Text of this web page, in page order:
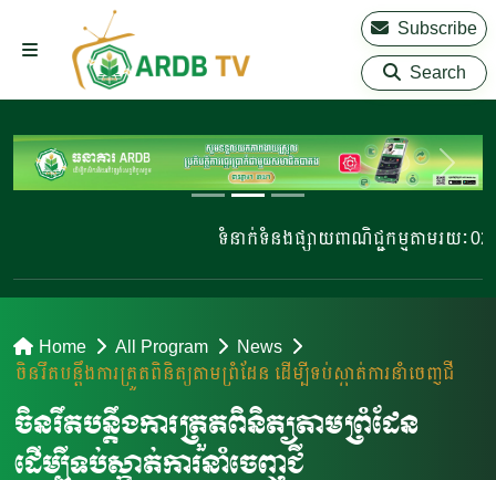
Subscribe
Search
ទំនាក់ទំនងផ្សាយពាណិជ្ជកម្មតាមរយៈ 023
Home All Program
News
ចិនរឹតបន្តឹងការត្រួតពិនិត្យតាមព្រំដែន ដើម្បីទប់ស្កាត់ការនាំចេញជី
ចិនរឹតបន្តឹងការត្រួតពិនិត្យតាមព្រំដែន
ដើម្បីទប់ស្កាត់ការនាំចេញជី